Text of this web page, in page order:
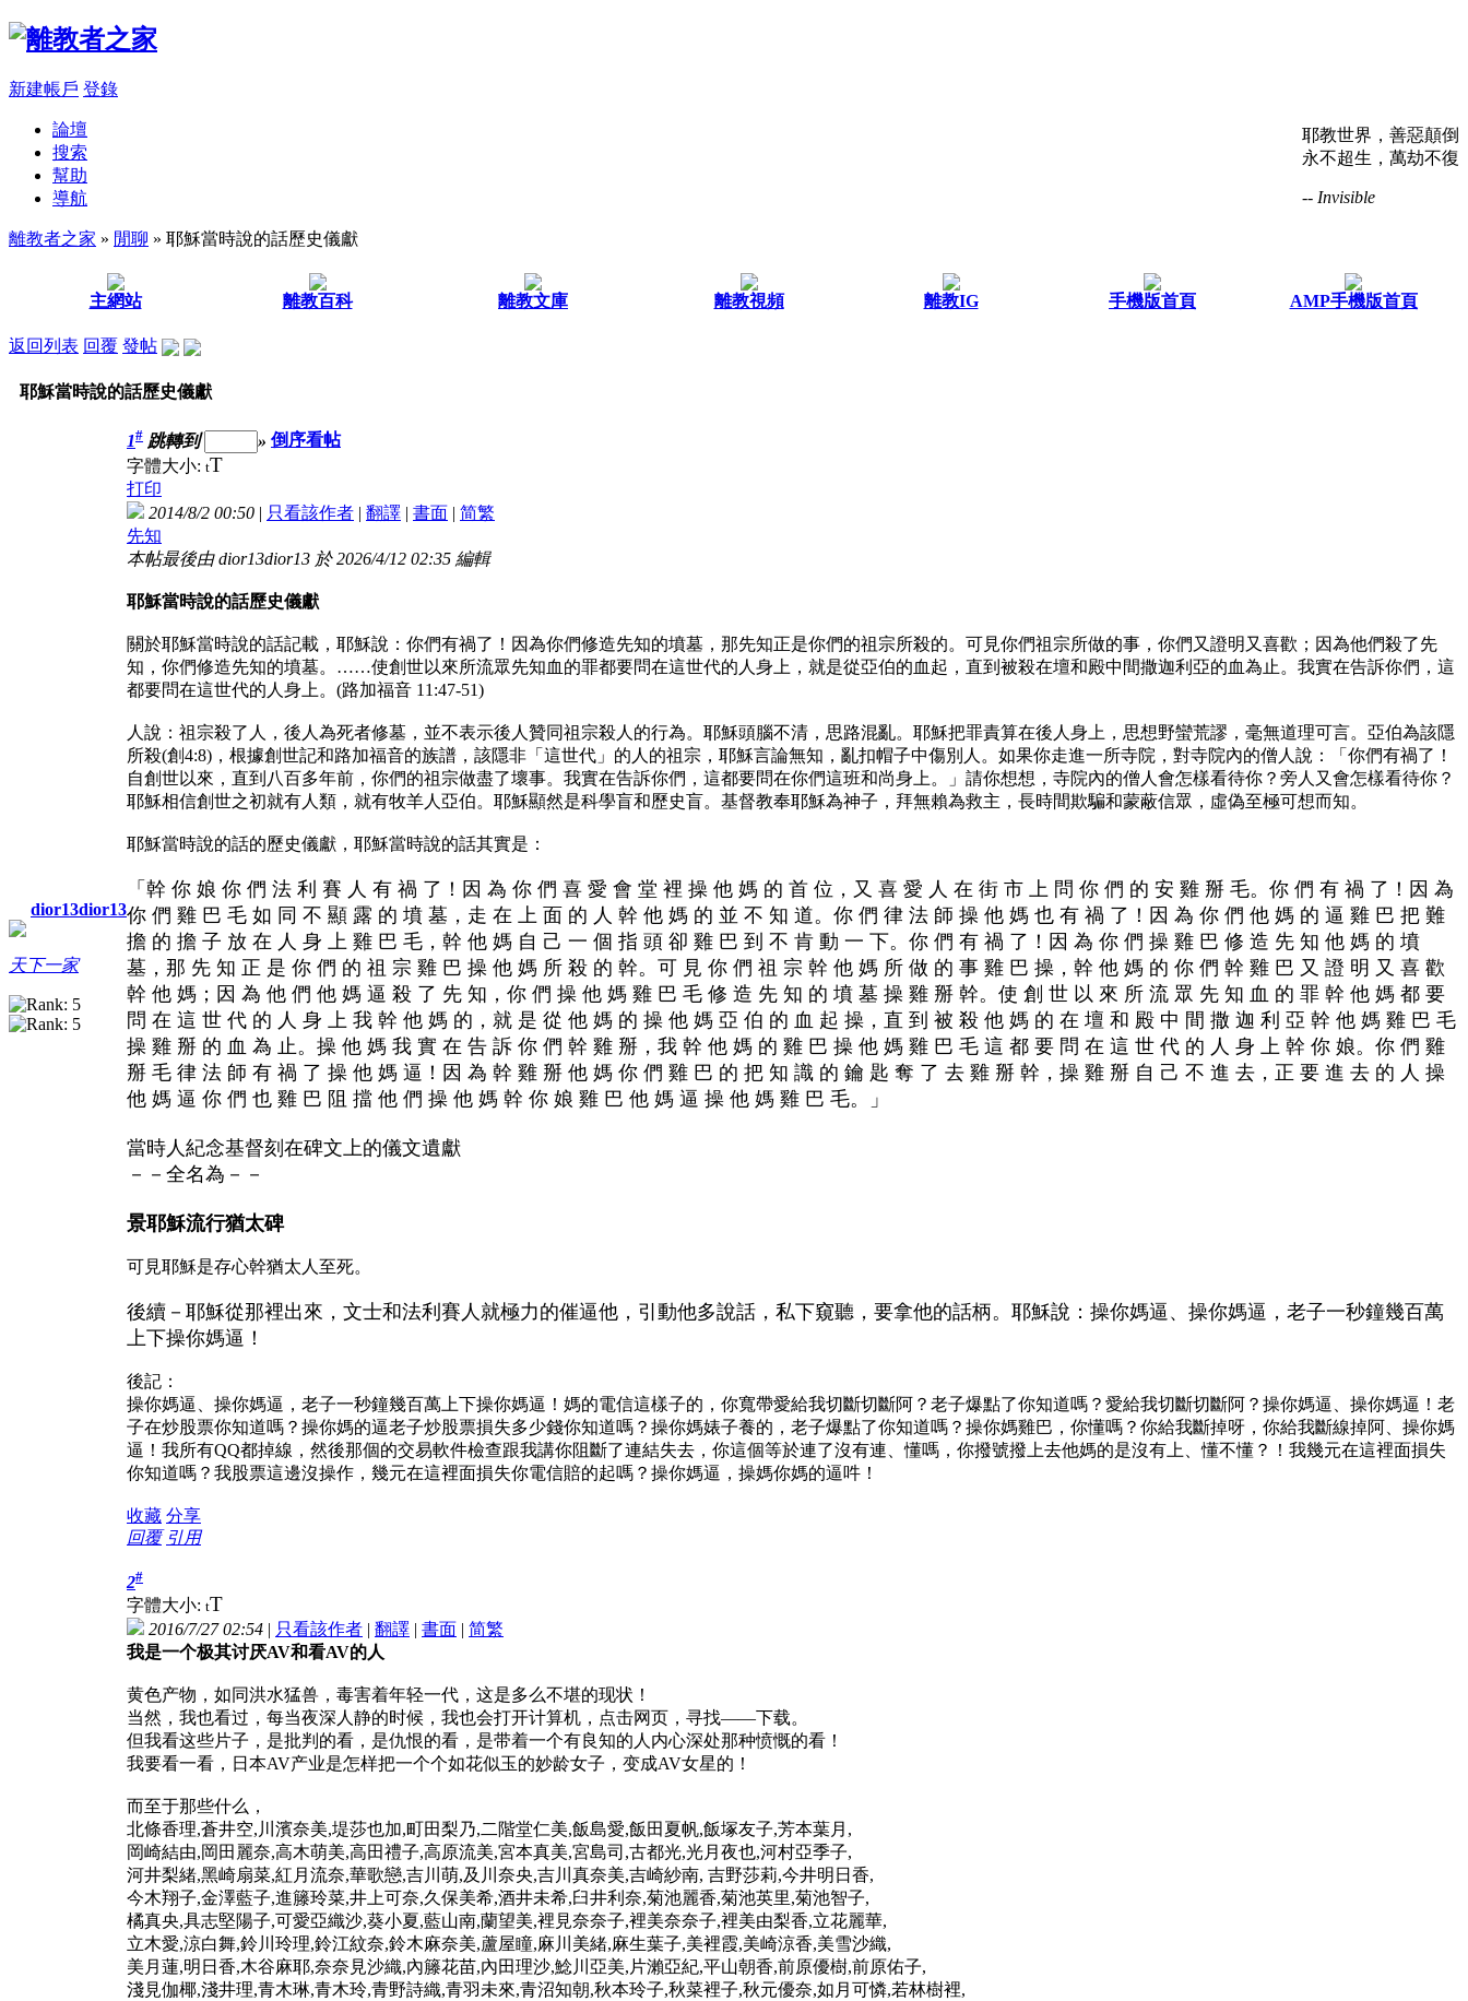
新建帳戶 登錄
耶教世界，善惡顛倒
永不超生，萬劫不復
-- Invisible
論壇
搜索
幫助
導航
離教者之家 » 閒聊 » 耶穌當時說的話歷史儀獻
主網站 離教百科 離教文庫 離教視頻 離教IG 手機版首頁 AMP手機版首頁
返回列表 回覆 發帖
耶穌當時說的話歷史儀獻
dior13dior13
天下一家
1# 跳轉到 » 倒序看帖
字體大小: tT
打印
2014/8/2 00:50 | 只看該作者 | 翻譯 | 書面 | 简繁
先知
本帖最後由 dior13dior13 於 2026/4/12 02:35 編輯
耶穌當時說的話歷史儀獻
關於耶穌當時說的話記載，耶穌說：你們有禍了！因為你們修造先知的墳墓，那先知正是你們的祖宗所殺的。可見你們祖宗所做的事，你們又證明又喜歡；因為他們殺了先
知，你們修造先知的墳墓。……使創世以來所流眾先知血的罪都要問在這世代的人身上，就是從亞伯的血起，直到被殺在壇和殿中間撒迦利亞的血為止。我實在告訴你們，這
都要問在這世代的人身上。(路加福音 11:47-51)
人說：祖宗殺了人，後人為死者修墓，並不表示後人贊同祖宗殺人的行為。耶穌頭腦不清，思路混亂。耶穌把罪責算在後人身上，思想野蠻荒謬，毫無道理可言。亞伯為該隱
所殺(創4:8)，根據創世記和路加福音的族譜，該隱非「這世代」的人的祖宗，耶穌言論無知，亂扣帽子中傷別人。如果你走進一所寺院，對寺院內的僧人說：「你們有禍了！
自創世以來，直到八百多年前，你們的祖宗做盡了壞事。我實在告訴你們，這都要問在你們這班和尚身上。」請你想想，寺院內的僧人會怎樣看待你？旁人又會怎樣看待你？
耶穌相信創世之初就有人類，就有牧羊人亞伯。耶穌顯然是科學盲和歷史盲。基督教奉耶穌為神子，拜無賴為救主，長時間欺騙和蒙蔽信眾，虛偽至極可想而知。
耶穌當時說的話的歷史儀獻，耶穌當時說的話其實是：
「幹 你 娘 你 們 法 利 賽 人 有 禍 了！因 為 你 們 喜 愛 會 堂 裡 操 他 媽 的 首 位，又 喜 愛 人 在 街 市 上 問 你 們 的 安 雞 掰 毛。你 們 有 禍 了！因 為
你 們 雞 巴 毛 如 同 不 顯 露 的 墳 墓，走 在 上 面 的 人 幹 他 媽 的 並 不 知 道。你 們 律 法 師 操 他 媽 也 有 禍 了！因 為 你 們 他 媽 的 逼 雞 巴 把 難
擔 的 擔 子 放 在 人 身 上 雞 巴 毛，幹 他 媽 自 己 一 個 指 頭 卻 雞 巴 到 不 肯 動 一 下。你 們 有 禍 了！因 為 你 們 操 雞 巴 修 造 先 知 他 媽 的 墳
墓，那 先 知 正 是 你 們 的 祖 宗 雞 巴 操 他 媽 所 殺 的 幹。可 見 你 們 祖 宗 幹 他 媽 所 做 的 事 雞 巴 操，幹 他 媽 的 你 們 幹 雞 巴 又 證 明 又 喜 歡
幹 他 媽；因 為 他 們 他 媽 逼 殺 了 先 知，你 們 操 他 媽 雞 巴 毛 修 造 先 知 的 墳 墓 操 雞 掰 幹。使 創 世 以 來 所 流 眾 先 知 血 的 罪 幹 他 媽 都 要
問 在 這 世 代 的 人 身 上 我 幹 他 媽 的，就 是 從 他 媽 的 操 他 媽 亞 伯 的 血 起 操，直 到 被 殺 他 媽 的 在 壇 和 殿 中 間 撒 迦 利 亞 幹 他 媽 雞 巴 毛
操 雞 掰 的 血 為 止。操 他 媽 我 實 在 告 訴 你 們 幹 雞 掰，我 幹 他 媽 的 雞 巴 操 他 媽 雞 巴 毛 這 都 要 問 在 這 世 代 的 人 身 上 幹 你 娘。你 們 雞
掰 毛 律 法 師 有 禍 了 操 他 媽 逼！因 為 幹 雞 掰 他 媽 你 們 雞 巴 的 把 知 識 的 鑰 匙 奪 了 去 雞 掰 幹，操 雞 掰 自 己 不 進 去，正 要 進 去 的 人 操
他 媽 逼 你 們 也 雞 巴 阻 擋 他 們 操 他 媽 幹 你 娘 雞 巴 他 媽 逼 操 他 媽 雞 巴 毛。」
當時人紀念基督刻在碑文上的儀文遺獻
－－全名為－－
景耶穌流行猶太碑
可見耶穌是存心幹猶太人至死。
後續－耶穌從那裡出來，文士和法利賽人就極力的催逼他，引動他多說話，私下窺聽，要拿他的話柄。耶穌說：操你媽逼、操你媽逼，老子一秒鐘幾百萬
上下操你媽逼！
後記：
操你媽逼、操你媽逼，老子一秒鐘幾百萬上下操你媽逼！媽的電信這樣子的，你寬帶愛給我切斷切斷阿？老子爆點了你知道嗎？愛給我切斷切斷阿？操你媽逼、操你媽逼！老
子在炒股票你知道嗎？操你媽的逼老子炒股票損失多少錢你知道嗎？操你媽婊子養的，老子爆點了你知道嗎？操你媽雞巴，你懂嗎？你給我斷掉呀，你給我斷線掉阿、操你媽
逼！我所有QQ都掉線，然後那個的交易軟件檢查跟我講你阻斷了連結失去，你這個等於連了沒有連、懂嗎，你撥號撥上去他媽的是沒有上、懂不懂？！我幾元在這裡面損失
你知道嗎？我股票這邊沒操作，幾元在這裡面損失你電信賠的起嗎？操你媽逼，操媽你媽的逼吽！
收藏 分享
回覆 引用
2#
字體大小: tT
2016/7/27 02:54 | 只看該作者 | 翻譯 | 書面 | 简繁
我是一个极其讨厌AV和看AV的人
黄色产物，如同洪水猛兽，毒害着年轻一代，这是多么不堪的现状！
当然，我也看过，每当夜深人静的时候，我也会打开计算机，点击网页，寻找——下载。
但我看这些片子，是批判的看，是仇恨的看，是带着一个有良知的人内心深处那种愤慨的看！
我要看一看，日本AV产业是怎样把一个个如花似玉的妙龄女子，变成AV女星的！
而至于那些什么，
北條香理,蒼井空,川濱奈美,堤莎也加,町田梨乃,二階堂仁美,飯島愛,飯田夏帆,飯塚友子,芳本葉月,
岡崎結由,岡田麗奈,高木萌美,高田禮子,高原流美,宮本真美,宮島司,古都光,光月夜也,河村亞季子,
河井梨緒,黑崎扇菜,紅月流奈,華歌戀,吉川萌,及川奈央,吉川真奈美,吉崎紗南, 吉野莎莉,今井明日香,
今木翔子,金澤藍子,進籐玲菜,井上可奈,久保美希,酒井未希,臼井利奈,菊池麗香,菊池英里,菊池智子,
橘真央,具志堅陽子,可愛亞織沙,葵小夏,藍山南,蘭望美,裡見奈奈子,裡美奈奈子,裡美由梨香,立花麗華,
立木愛,涼白舞,鈴川玲理,鈴江紋奈,鈴木麻奈美,蘆屋瞳,麻川美緒,麻生葉子,美裡霞,美崎涼香,美雪沙織,
美月蓮,明日香,木谷麻耶,奈奈見沙織,內籐花苗,內田理沙,鯰川亞美,片瀨亞紀,平山朝香,前原優樹,前原佑子,
淺見伽椰,淺井理,青木琳,青木玲,青野詩織,青羽未來,青沼知朝,秋本玲子,秋菜裡子,秋元優奈,如月可憐,若林樹裡,